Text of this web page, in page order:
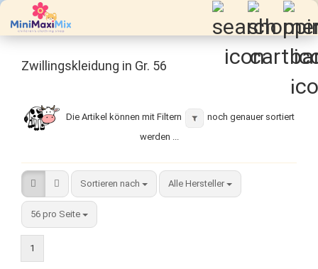
Zwillingskleidung in Gr. 56
Die Artikel können mit Filtern
noch genauer sortiert
werden ...
Sortieren nach
Sortieren nach Alle Hersteller
56 pro Seite
pro Seite
1